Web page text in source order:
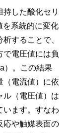
した酸化セリ
を系統的に変化
することで、
で電圧値には負
）。この結果
（電流値）に依
ル（電圧値）は
います。すなわ
応や触媒表面の